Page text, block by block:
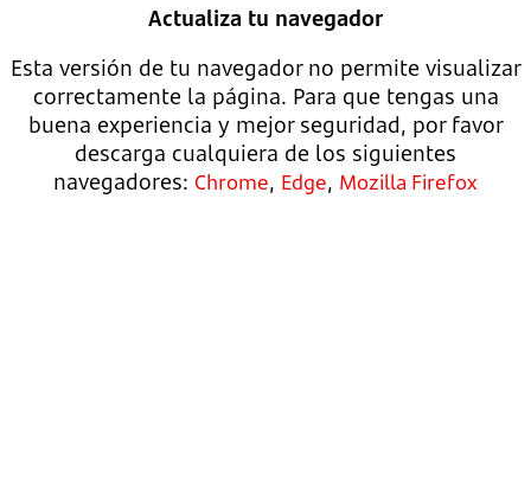
Actualiza tu navegador
Esta versión de tu navegador no permite visualizar
correctamente la página. Para que tengas una
buena experiencia y mejor seguridad, por favor
descarga cualquiera de los siguientes
navegadores: Chrome, Edge, Mozilla Firefox